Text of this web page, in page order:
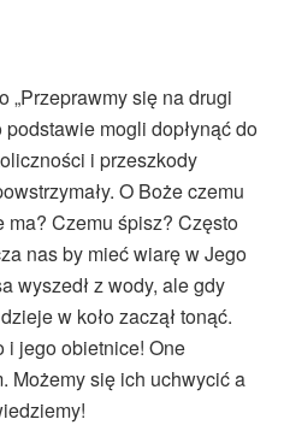
„Przeprawmy się na drugi
mogli dopłynąć do
i przeszkody
O Boże czemu
ma? Czemu śpisz? Często
nas by mieć wiarę w Jego
wyszedł z wody, ale gdy
w koło zaczął tonąć.
i jego obietnice! One
Możemy się ich uchwycić a